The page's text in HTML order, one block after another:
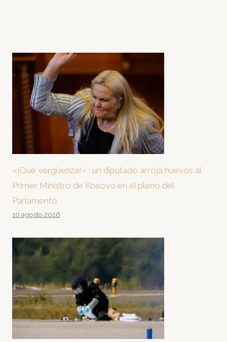
«¡Qué vergüenza!» : un diputado arroja huevos al
Primer Ministro de Kosovo en el pleno del
Parlamento
10 agosto 2026